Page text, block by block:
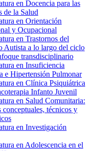
en Docencia para las
de la Salud
en Orientación
y Ocupacional
en Trastornos del
Autista a lo largo del ciclo
transdisciplinario
en Insuficiencia
e Hipertensión Pulmonar
en Clínica Psiquiátrica
Infanto Juvenil
en Salud Comunitaria:
conceptuales, técnicos y
en Investigación
en Adolescencia en el